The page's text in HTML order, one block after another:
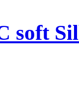
soft